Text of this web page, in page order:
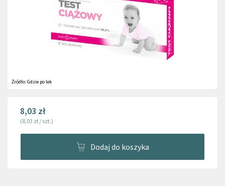
Źródło:Gdzie po lek
8,03 zł
(8,03 zł / szt.)
Dodaj do koszyka